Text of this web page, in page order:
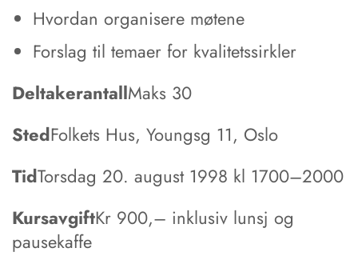
Hvordan organisere møtene
Forslag til temaer for kvalitetssirkler
DeltakerantallMaks 30
StedFolkets Hus, Youngsg 11, Oslo
TidTorsdag 20. august 1998 kl 1700–2000
KursavgiftKr 900,– inklusiv lunsj og
pausekaffe